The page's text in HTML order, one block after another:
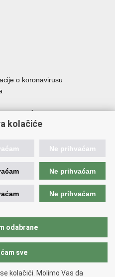
o koronavirusu
sustava
kriminaliteta
uprave i digitalne
kolačiće
Ne prihvaćam
Ne prihvaćam
Ne prihvaćam
odabrane
sve
kolačići. Molimo Vas da